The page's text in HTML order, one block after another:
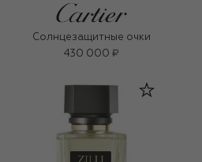
Солнцезащитные очки
430 000 ₽